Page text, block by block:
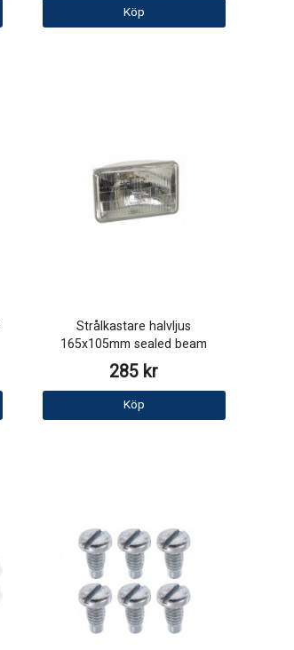
Köp
Strålkastare halvljus
165x105mm sealed beam
285 kr
Köp